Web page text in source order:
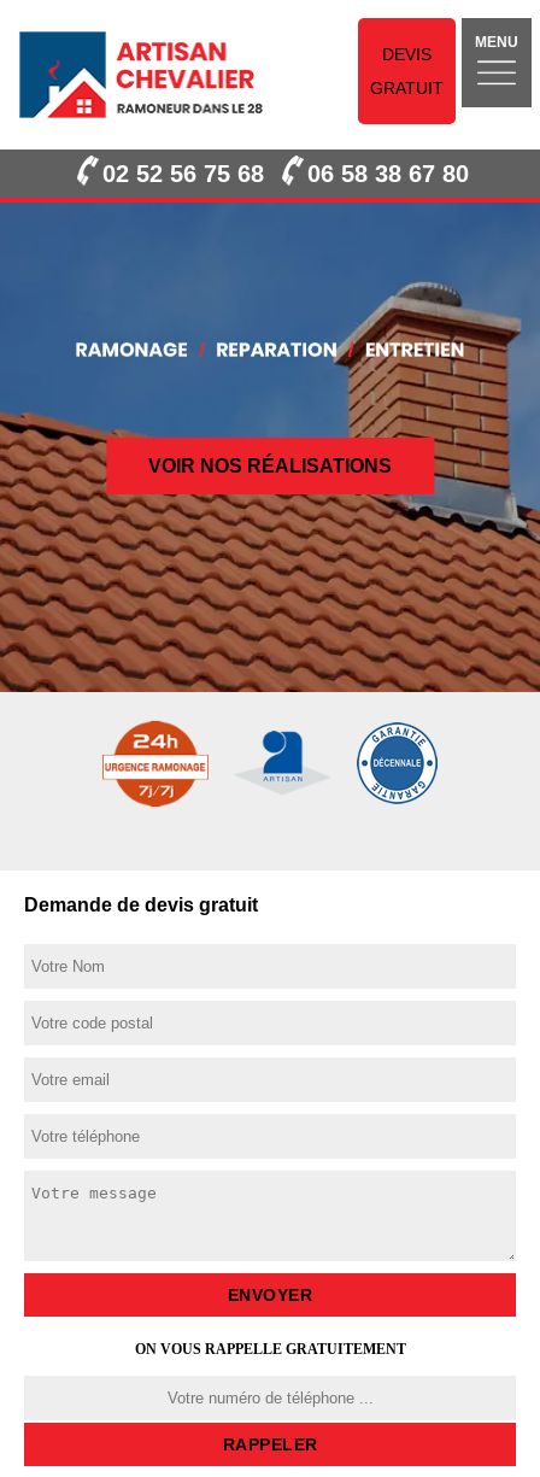
DEVIS
GRATUIT
MENU
02 52 56 75 68 06 58 38 67 80
VOIR NOS RÉALISATIONS
Demande de devis gratuit
ON VOUS RAPPELLE GRATUITEMENT